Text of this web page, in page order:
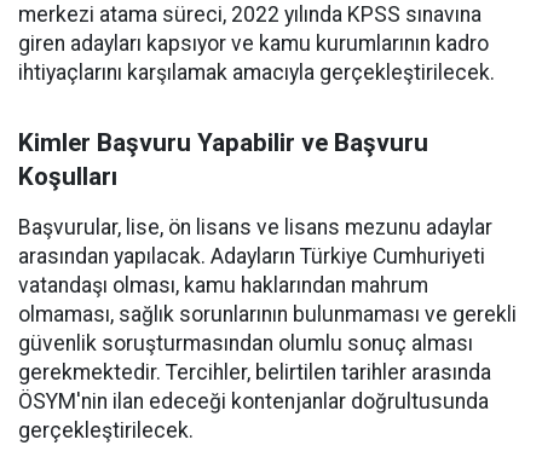
merkezi atama süreci, 2022 yılında KPSS sınavına
giren adayları kapsıyor ve kamu kurumlarının kadro
ihtiyaçlarını karşılamak amacıyla gerçekleştirilecek.
Kimler Başvuru Yapabilir ve Başvuru
Koşulları
Başvurular, lise, ön lisans ve lisans mezunu adaylar
arasından yapılacak. Adayların Türkiye Cumhuriyeti
vatandaşı olması, kamu haklarından mahrum
olmaması, sağlık sorunlarının bulunmaması ve gerekli
güvenlik soruşturmasından olumlu sonuç alması
gerekmektedir. Tercihler, belirtilen tarihler arasında
ÖSYM'nin ilan edeceği kontenjanlar doğrultusunda
gerçekleştirilecek.